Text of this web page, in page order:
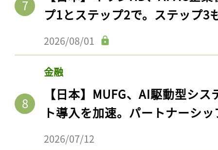
プ1とステップ2で。ステップ3
2026/08/01
金融
【日本】MUFG、AI駆動型シ
ト導入を加速。パートナーシ
2026/07/12